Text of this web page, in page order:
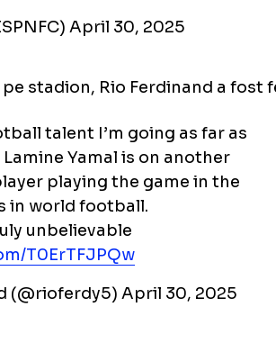
April 30, 2025
stadion, Rio Ferdinand a fost
talent I’m going as far as
Yamal is on another
playing the game in the
in world football.
unbelievable
T0ErTFJPQw
(@rioferdy5) April 30, 2025